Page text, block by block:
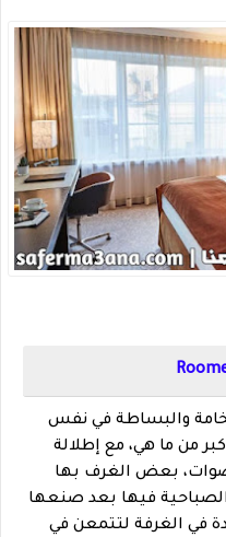
والبساطة في نفس
من ما هي، مع إطلالة
بعض الغرف بها
فيها بعد صنعها
في الغرفة لتتمعن في